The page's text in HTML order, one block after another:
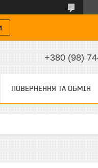
+380 (98)
ПОВЕРНЕННЯ ТА ОБМІН